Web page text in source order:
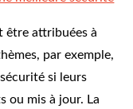
être attribuées à
par exemple,
si leurs
ou mis à jour. La